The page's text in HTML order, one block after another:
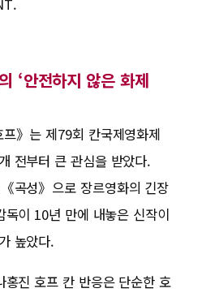
‘안전하지 않은 화제
》는 제79회 칸국제영화제
전부터 큰 관심을 받았다.
곡성》으로 장르영화의 긴장
이 10년 만에 내놓은 신작이
높았다.
홍진 호프 칸 반응은 단순한 호